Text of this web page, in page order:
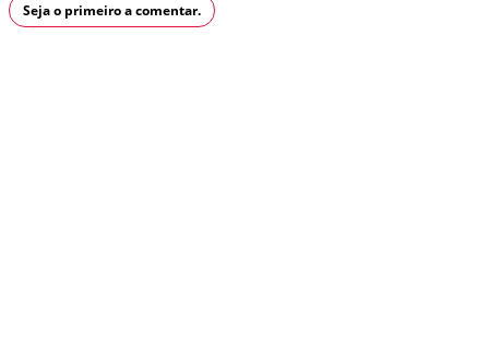
Seja o primeiro a comentar.